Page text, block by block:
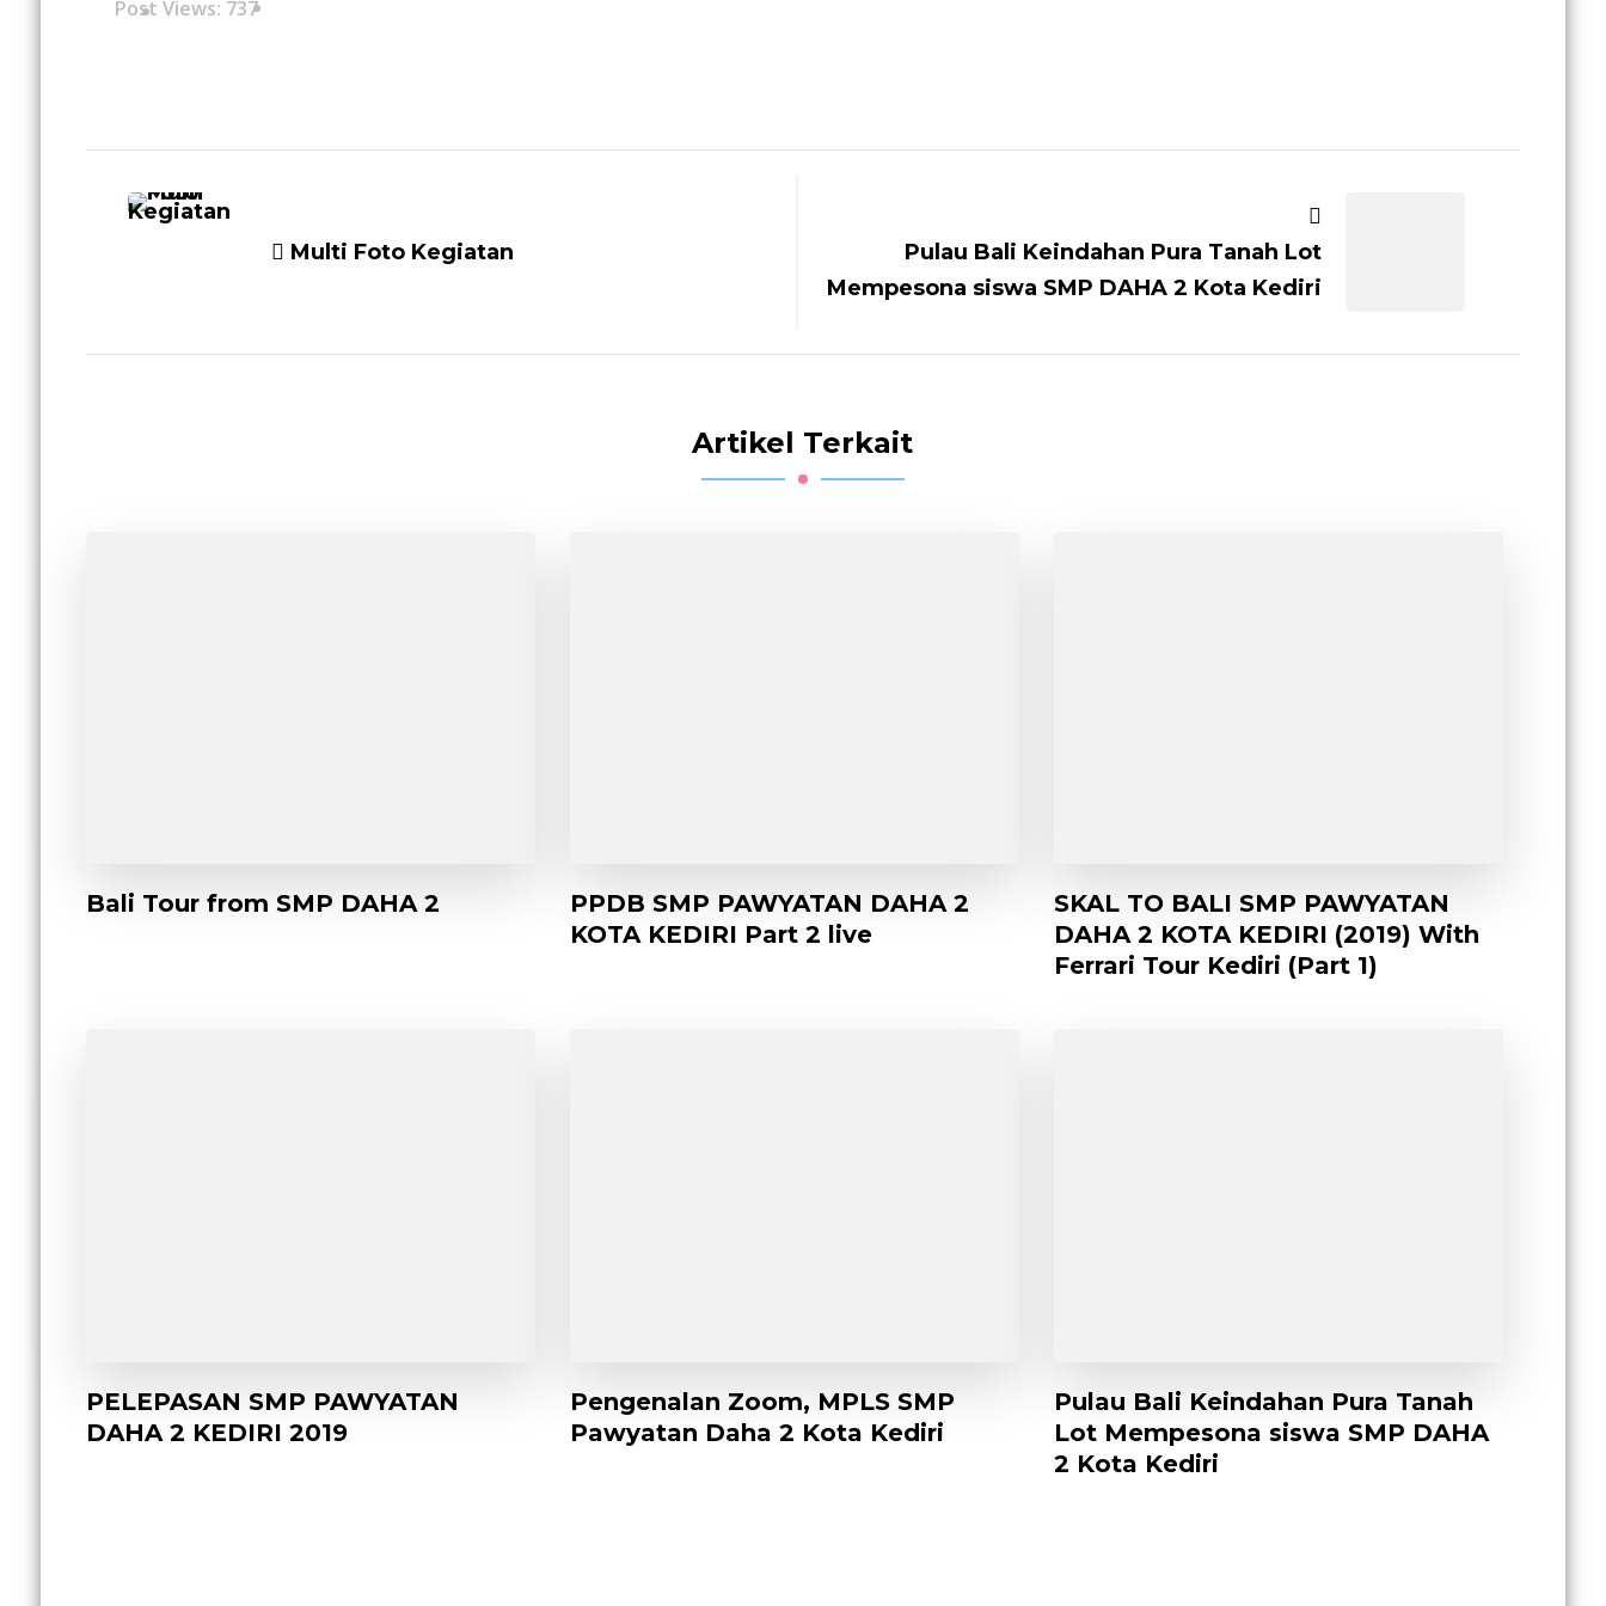
Post Views: 737
Artikel
Multi Foto Kegiatan
Pulau Bali Keindahan Pura Tanah Lot
Mempesona siswa SMP DAHA 2 Kota Kediri
Artikel Terkait
Bali Tour from SMP DAHA 2
PPDB SMP PAWYATAN DAHA 2
KOTA KEDIRI Part 2 live
SKAL TO BALI SMP PAWYATAN
DAHA 2 KOTA KEDIRI (2019) With
Ferrari Tour Kediri (Part 1)
PELEPASAN SMP PAWYATAN
DAHA 2 KEDIRI 2019
Pengenalan Zoom, MPLS SMP
Pawyatan Daha 2 Kota Kediri
Pulau Bali Keindahan Pura Tanah
Lot Mempesona siswa SMP DAHA
2 Kota Kediri